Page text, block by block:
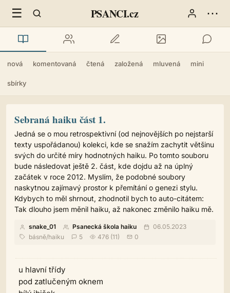
☰ PSANCI.cz ⋯
nová komentovaná čtená založená mluvená mini
sbírky
Sebraná haiku část 1.
Jedná se o mou retrospektivní (od nejnovějších po nejstarší
texty uspořádanou) kolekci, kde se snažím zachytit většinu
svých do určité míry hodnotných haiku. Po tomto souboru
bude následovat ještě 2. část, kde dojdu až na úplný
začátek v roce 2012. Myslím, že podobné soubory
naskytnou zajímavý prostor k přemítání o genezi stylu.
Kdybych to měl shrnout, zhodnotil bych to auto-citátem:
Tak dlouho jsem měnil haiku, až nakonec změnilo haiku mě.
snake_01 Psanecká škola haiku
06.05.2023
básně/haiku 5 476 (11) 0
u hlavní třídy
pod zatlučeným oknem